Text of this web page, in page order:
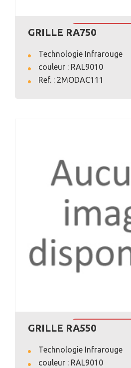
VOIR
GRILLE RA750
Technologie Infrarouge
couleur : RAL9010
Ref. : 2MODAC111
VOIR
GRILLE RA550
Technologie Infrarouge
couleur : RAL9010